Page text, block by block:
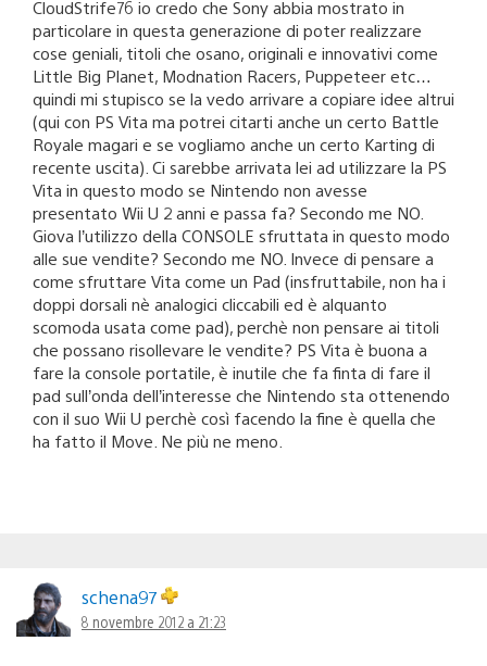
CloudStrife76 io credo che Sony abbia mostrato in
particolare in questa generazione di poter realizzare
cose geniali, titoli che osano, originali e innovativi come
Little Big Planet, Modnation Racers, Puppeteer etc…
quindi mi stupisco se la vedo arrivare a copiare idee altrui
(qui con PS Vita ma potrei citarti anche un certo Battle
Royale magari e se vogliamo anche un certo Karting di
recente uscita). Ci sarebbe arrivata lei ad utilizzare la PS
Vita in questo modo se Nintendo non avesse
presentato Wii U 2 anni e passa fa? Secondo me NO.
Giova l’utilizzo della CONSOLE sfruttata in questo modo
alle sue vendite? Secondo me NO. Invece di pensare a
come sfruttare Vita come un Pad (insfruttabile, non ha i
doppi dorsali nè analogici cliccabili ed è alquanto
scomoda usata come pad), perchè non pensare ai titoli
che possano risollevare le vendite? PS Vita è buona a
fare la console portatile, è inutile che fa finta di fare il
pad sull’onda dell’interesse che Nintendo sta ottenendo
con il suo Wii U perchè così facendo la fine è quella che
ha fatto il Move. Ne più ne meno.
schena97
8 novembre 2012 a 21:23